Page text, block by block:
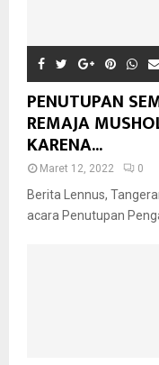
PENUTUPAN
REMAJA
KARENA...
Maret 12, 2022 0
Berita Lennus,
acara Penutupan